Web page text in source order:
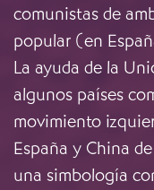
comunistas de
popular (en
La ayuda de la
algunos países
movimiento
España y China
una simbología